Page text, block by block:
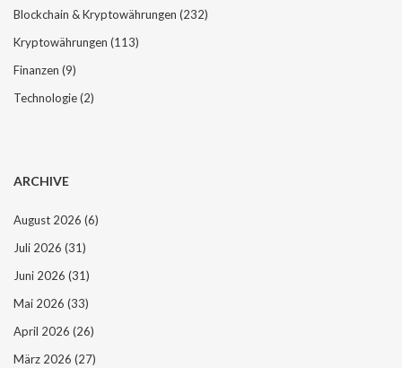
Blockchain & Kryptowährungen (232)
Kryptowährungen (113)
Finanzen (9)
Technologie(2)
ARCHIVE
August 2026 (6)
Juli 2026 (31)
Juni 2026 (31)
Mai 2026 (33)
April 2026 (26)
März 2026 (27)